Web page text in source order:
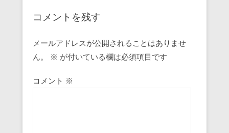
コメントを残す
メールアドレスが公開されることはありませ
ん。
※ が付いている欄は必須項目です
コメント ※